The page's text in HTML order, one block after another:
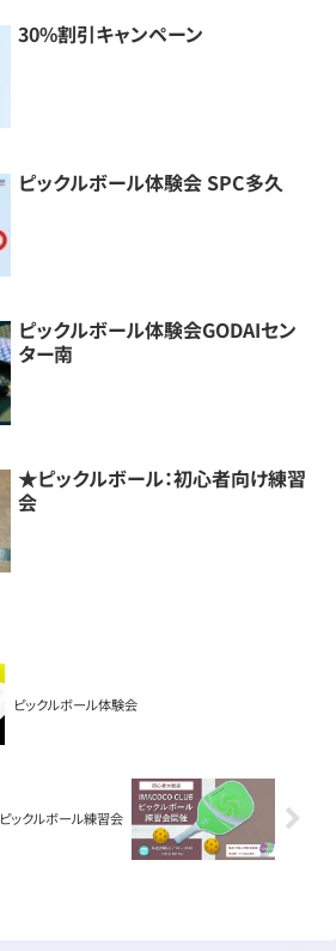
30%割引キャンペーン
ピックルボール体験会 SPC多久
ピックルボール体験会GODAIセン
ター南
★ピックルボール：初心者向け練習
会
ピックルボール体験会
ピックルボール練習会